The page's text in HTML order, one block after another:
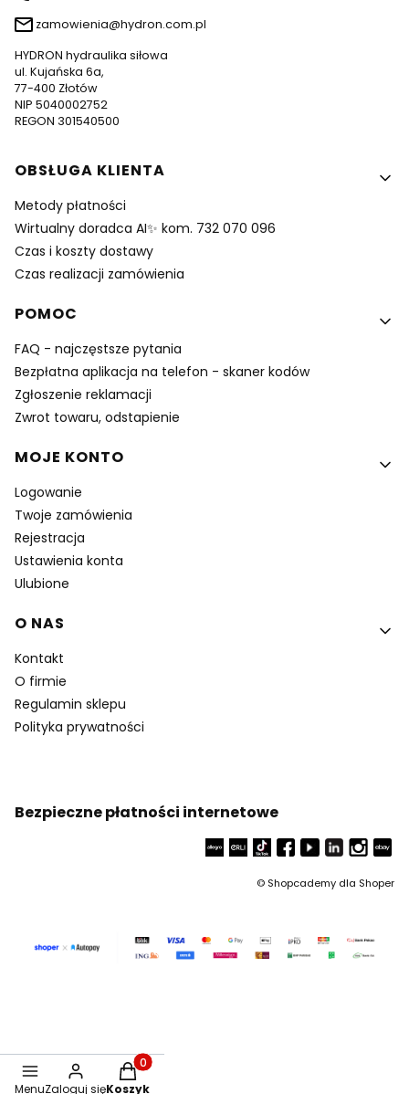
zamowienia@hydron.com.pl
HYDRON hydraulika siłowa
ul. Kujańska 6a,
77-400 Złotów
NIP 5040002752
REGON 301540500
Linki w stopce
OBSŁUGA KLIENTA
Metody płatności
Wirtualny doradca AI✨ kom. 732 070 096
Czas i koszty dostawy
Czas realizacji zamówienia
POMOC
FAQ - najczęstsze pytania
Bezpłatna aplikacja na telefon - skaner kodów
Zgłoszenie reklamacji
Zwrot towaru, odstapienie
MOJE KONTO
Logowanie
Twoje zamówienia
Rejestracja
Ustawienia konta
Ulubione
O NAS
Kontakt
O firmie
Regulamin sklepu
Polityka prywatności
Bezpieczne płatności internetowe
© Shopcademy dla Shoper
MenuZaloguj się
Produkty w koszyku: 0. Zobacz szczegóły
Koszyk